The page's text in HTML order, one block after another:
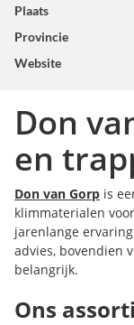
Plaats
Provincie
Website
Don
en
Don van Gorp is
klimmaterialen
jarenlange
advies, bovendien
belangrijk.
Ons